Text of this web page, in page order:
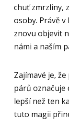
chuť zmrzliny,
osoby. Právě
znovu objevit
námi a naším
Zajímavé je,
párů označuje
lepší než ten
tuto magii